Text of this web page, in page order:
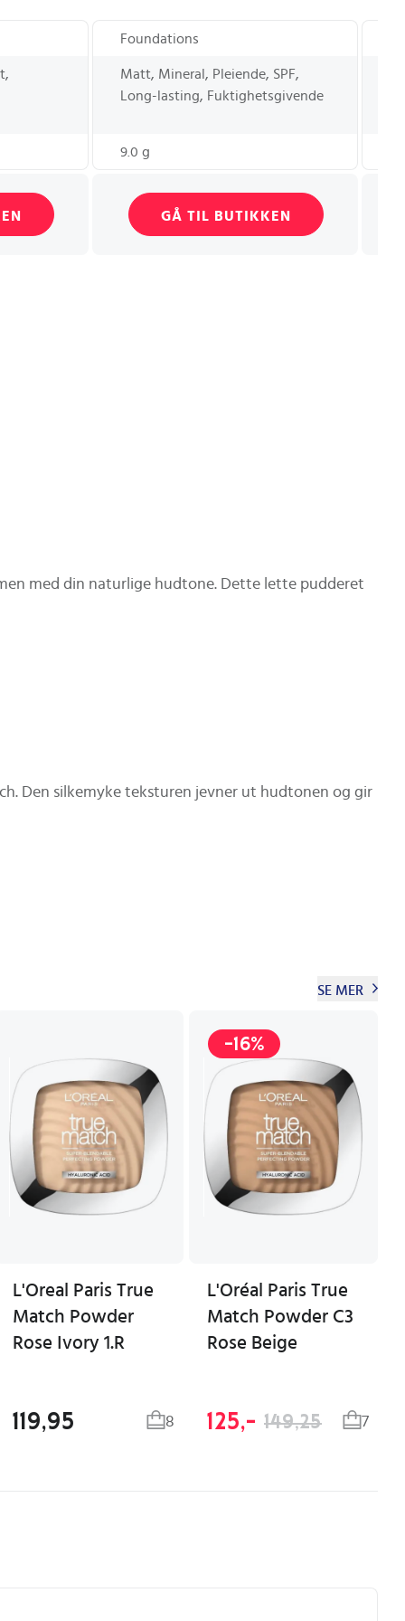
Foundations
Matt, Mineral, Pleiende, SPF,
Long-lasting, Fuktighetsgivende
9.0 g
GÅ TIL BUTIKKEN
med din naturlige hudtone. Dette lette pudderet
Den silkemyke teksturen jevner ut hudtonen og gir
SE MER
L'Oreal Paris True
Match Powder
Rose Ivory 1.R
119,95 8
-16%
L'Oréal Paris True
Match Powder C3
Rose Beige
125,- 149,25 7